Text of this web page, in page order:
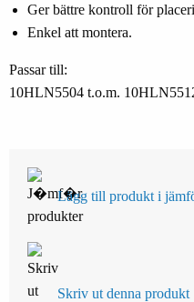
Ger bättre kontroll för
Enkel att montera.
Passar till:
10HLN5504 t.o.m.
Lägg till produkt i
Skriv ut denna produkt